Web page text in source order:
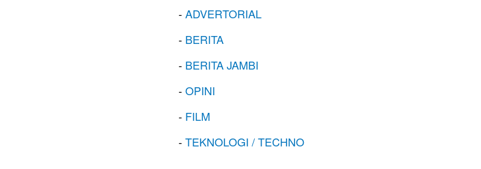
-ADVERTORIAL
- BERITA
- BERITA JAMBI
-OPINI
- FILM
-TEKNOLOGI / TECHNO